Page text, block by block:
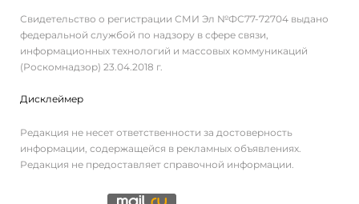
Свидетельство о регистрации СМИ Эл №ФС77-72704 выдано
федеральной службой по надзору в сфере связи,
информационных технологий и массовых коммуникаций
(Роскомнадзор) 23.04.2018 г.
Дисклеймер
Редакция не несет ответственности за достоверность
информации, содержащейся в рекламных объявлениях.
Редакция не предоставляет справочной информации.